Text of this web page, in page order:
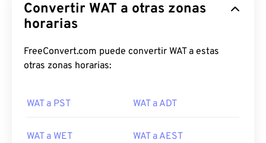
Convertir WAT a otras zonas
horarias
FreeConvert.com puede convertir WAT a estas
otras zonas horarias:
WAT a PST WAT a ADT
WAT a WET WAT a AEST